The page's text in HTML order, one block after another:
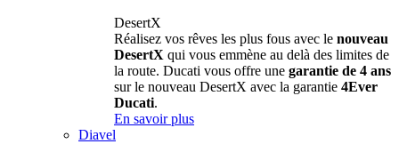
DesertX
Réalisez vos rêves les plus fous avec le nouveau
DesertX qui vous emmène au delà des limites de
la route. Ducati vous offre une garantie de 4 ans
sur le nouveau DesertX avec la garantie 4Ever
Ducati.
En savoir plus
Diavel